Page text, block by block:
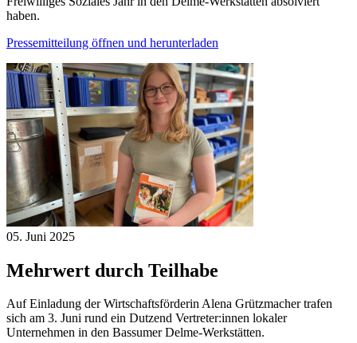
haben.
Pressemitteilung öffnen und herunterladen
05. Juni 2025
Mehrwert durch Teilhabe
Auf Einladung der Wirtschaftsförderin Alena Grützmacher trafen
sich am 3. Juni rund ein Dutzend Vertreter:innen lokaler
Unternehmen in den Bassumer Delme-Werkstätten.